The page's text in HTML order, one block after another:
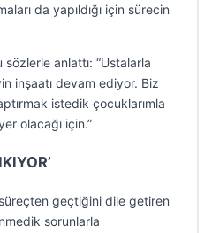
da yapıldığı için sürecin
sözlerle anlattı: “Ustalarla
inşaatı devam ediyor. Biz
istedik çocuklarımla
olacağı için.”
geçtiğini dile getiren
sorunlarla